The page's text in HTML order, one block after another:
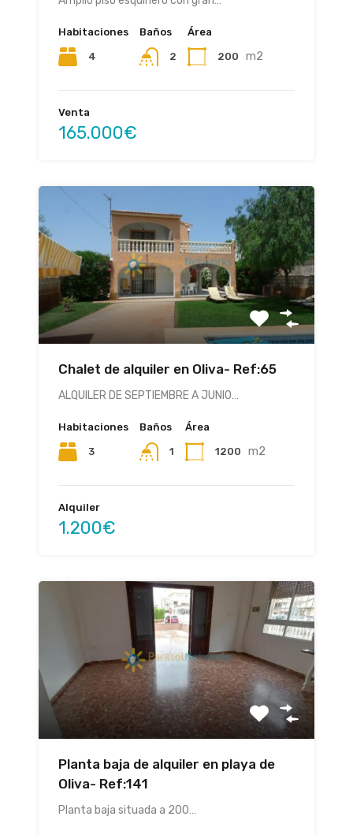
Habitaciones
4
Baños
2
Área
200 m2
Venta
165.000€
Chalet de alquiler en Oliva- Ref:65
ALQUILER DE SEPTIEMBRE A JUNIO…
Habitaciones
3
Baños
1
Área
1200 m2
Alquiler
1.200€
Planta baja de alquiler en playa de
Oliva- Ref:141
Planta baja situada a 200…